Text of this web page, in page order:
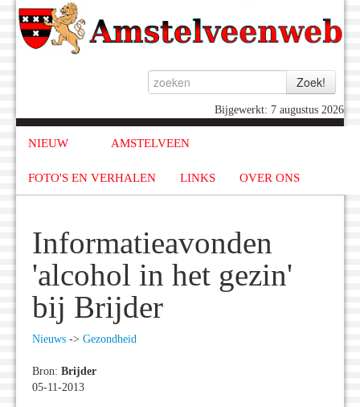
Bijgewerkt: 7 augustus 2026
NIEUW AMSTELVEEN
FOTO'S EN VERHALEN LINKS OVER ONS
Informatieavonden
'alcohol in het gezin'
bij Brijder
Nieuws -> Gezondheid
Bron: Brijder
05-11-2013